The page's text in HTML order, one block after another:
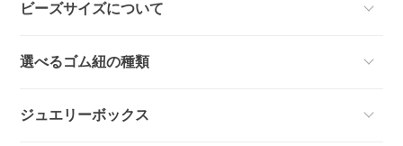
ビーズサイズについて
選べるゴム紐の種類
ジュエリーボックス